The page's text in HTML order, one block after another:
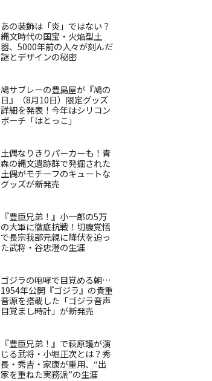
あの装飾は「炎」ではない？
縄文時代の国宝・火焔型土
器、5000年前の人々が刻んだ
謎とデザインの秘密
鳩サブレーの豊島屋が『鳩の
日』（8月10日）限定グッズ
詳細を発表！今年はシリコン
ポーチ「はとっこ」
土偶なりきりパーカーも！青
森の縄文遺跡群で発掘された
土偶がモチーフのキュートな
グッズが新発売
『豊臣兄弟！』小一郎の5万
の大軍に徹底抗戦！切腹覚悟
で長宗我部元親に降伏を迫っ
た武将・谷忠澄の生涯
ゴジラの咆哮で目覚める朝…
1954年公開『ゴジラ』の貴重
音源を搭載した「ゴジラ音声
目覚まし時計」が新発売
『豊臣兄弟！』で萩原護が演
じる武将・小堀正次とは？秀
長・秀吉・家康が重用、“出
家を重ねた実務派”の生涯